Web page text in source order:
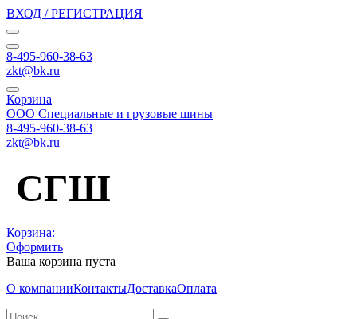
ВХОД / РЕГИСТРАЦИЯ
8-495-960-38-63
zkt@bk.ru
Корзина
ООО Специальные и грузовые шины
8-495-960-38-63
zkt@bk.ru
СГШ
Корзина:
Оформить
Ваша корзина пуста
О компанииКонтактыДоставкаОплата